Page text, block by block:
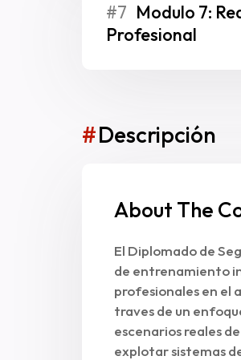
#7 Modulo 7:
Profesional
#Descripción
About The
El Diplomado de
de entrenamiento
profesionales en el
traves de un
escenarios reales
explotar sistemas